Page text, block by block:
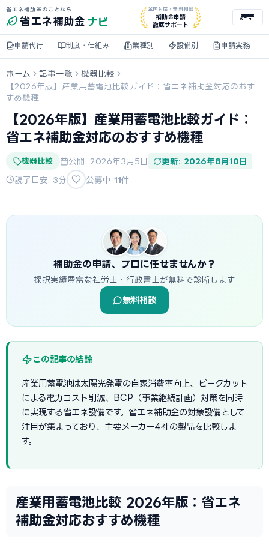
省エネ補助金のことなら
省エネ補助金 ナビ
全国対応・無料相談
補助金申請
徹底サポート
メニュー
申請代行 制度・仕組み 業種別 設備別 申請実務
ホーム 記事一覧
機器比較
【2026年版】産業用蓄電池比較ガイド：省エネ補助金対応のおす
すめ機種
【2026年版】産業用蓄電池比較ガイド：
省エネ補助金対応のおすすめ機種
機器比較 公開: 2026年3月5日 更新: 2026年8月10日
読了目安: 3分 公募中 11件
補助金の申請、プロに任せませんか？
採択実績豊富な社労士・行政書士が無料で診断します
無料相談
この記事の結論
産業用蓄電池は太陽光発電の自家消費率向上、ピークカット
による電力コスト削減、BCP（事業継続計画）対策を同時
に実現する省エネ設備です。省エネ補助金の対象設備として
注目が集まっており、主要メーカー4社の製品を比較しま
す。
産業用蓄電池比較 2026年版：省エネ
補助金対応おすすめ機種